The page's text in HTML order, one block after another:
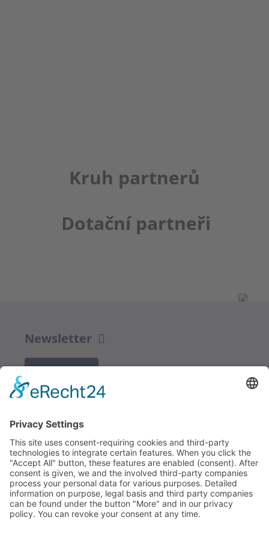
Kruh partnerů
Dotační partneři
Newsletter
Redakce bbkult.net
Centrum Bavaria Bohemia (CeBB)
Dr. Veronika Hofinger
Freyung 1, 92539 Schönsee
Tel.:+49 (0)9674 / 92 48 78
veronika.hofinger@cebb.de